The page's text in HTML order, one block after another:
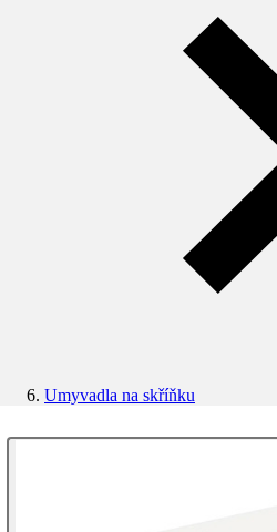
Umyvadla na skříňku